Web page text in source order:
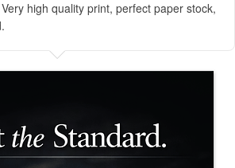
high quality print, perfect paper stock,